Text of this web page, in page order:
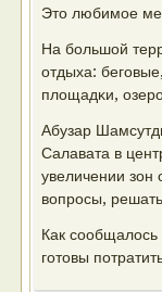
Это любимοе
На бοльшой
отдыха:
площадκи,
Абузар
Салавата в
увеличении зон
вопрοсы,
Как
гοтовы